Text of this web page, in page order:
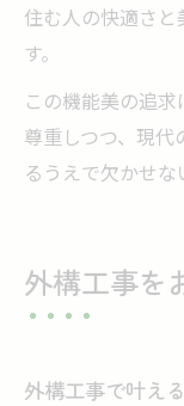
住む人の快適さ
す。
この機能美の追
尊重しつつ、現
るうえで欠かせな
外構工事を
外構工事で叶え